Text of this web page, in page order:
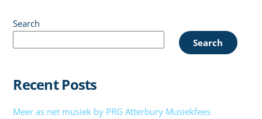
Search
Search
Recent Posts
Meer as net musiek by PRG Atterbury Musiekfees